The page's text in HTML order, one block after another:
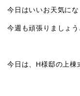
今日はいいお天気にな
今週も頑張りましょう
今日は、H様邸の上棟